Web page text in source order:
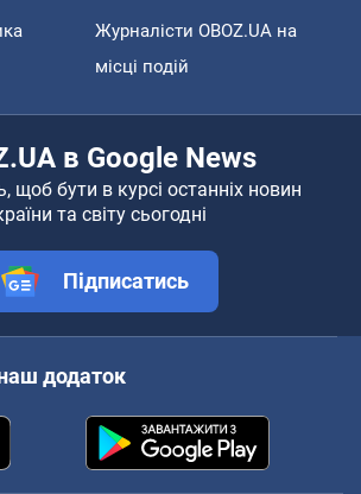
Журналісти OBOZ.UA на
місці подій
в Google News
щоб бути в курсі останніх новин
та світу сьогодні
Підписатись
додаток